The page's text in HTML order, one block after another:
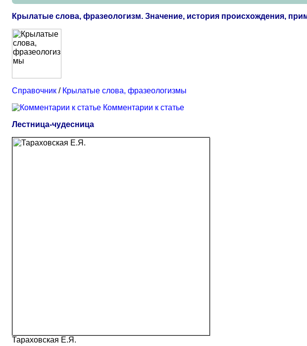
Крылатые слова, фразеологизм. Значение, история происхождения,
Справочник / Крылатые слова, фразеологизмы
Комментарии к статье
Лестница-чудесница
Тараховская Е.Я.